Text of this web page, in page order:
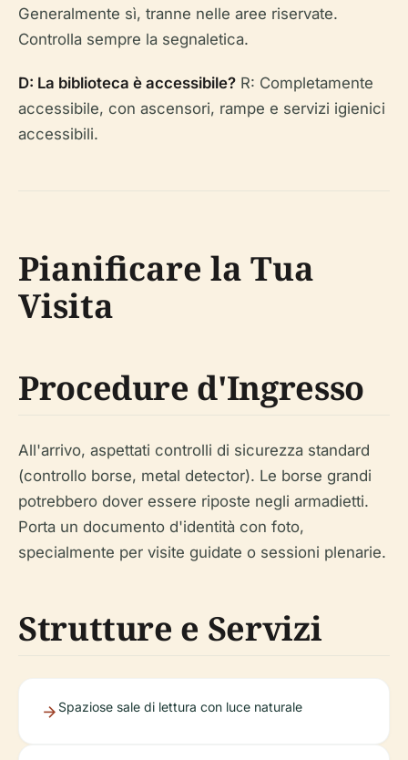
Generalmente sì, tranne nelle aree riservate.
Controlla sempre la segnaletica.
D: La biblioteca è accessibile? R: Completamente
accessibile, con ascensori, rampe e servizi igienici
accessibili.
Pianificare la Tua
Visita
Procedure d'Ingresso
All'arrivo, aspettati controlli di sicurezza standard
(controllo borse, metal detector). Le borse grandi
potrebbero dover essere riposte negli armadietti.
Porta un documento d'identità con foto,
specialmente per visite guidate o sessioni plenarie.
Strutture e Servizi
Spaziose sale di lettura con luce naturale